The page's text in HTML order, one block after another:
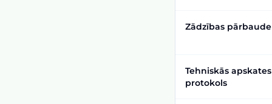
Zādzības pārbaude
Tehniskās apskates
protokols